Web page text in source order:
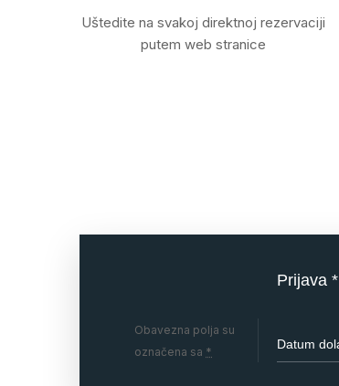
Uštedite na svakoj direktnoj rezervaciji
putem web stranice
Obavezna polja su
označena sa *
Prijava *